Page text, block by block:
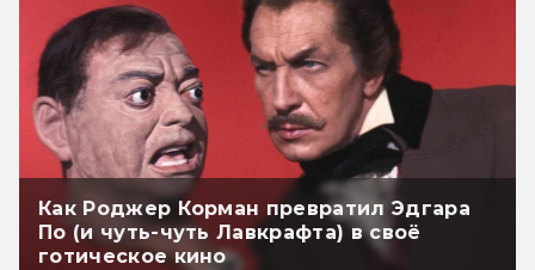
Как Роджер Корман превратил Эдгара
По (и чуть-чуть Лавкрафта) в своё
готическое кино